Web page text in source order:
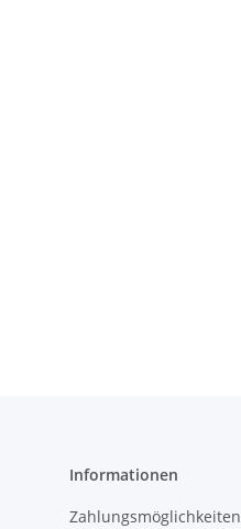
Informationen
Zahlungsmöglichkeiten